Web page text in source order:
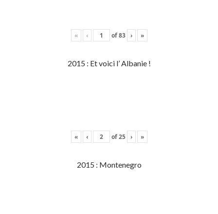
« ‹ of83 › »
2015 : Et voici l’ Albanie !
« ‹ of25 › »
2015 : Montenegro